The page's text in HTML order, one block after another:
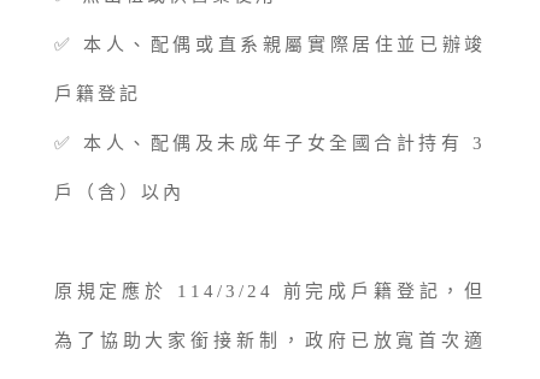
✅ 本人、配偶或直系親屬實際居住並已辦竣
戶籍登記
✅ 本人、配偶及未成年子女全國合計持有 3
戶（含）以內
原規定應於 114/3/24 前完成戶籍登記，但
為了協助大家銜接新制，政府已放寬首次適